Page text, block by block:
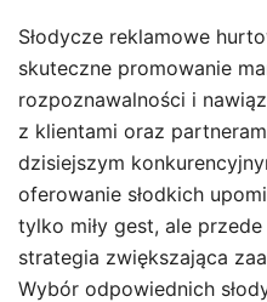
Słodycze reklamowe
skuteczne promowanie
rozpoznawalności i
z klientami oraz
dzisiejszym
oferowanie słodkich
tylko miły gest, ale
strategia zwiększająca
Wybór odpowiednich